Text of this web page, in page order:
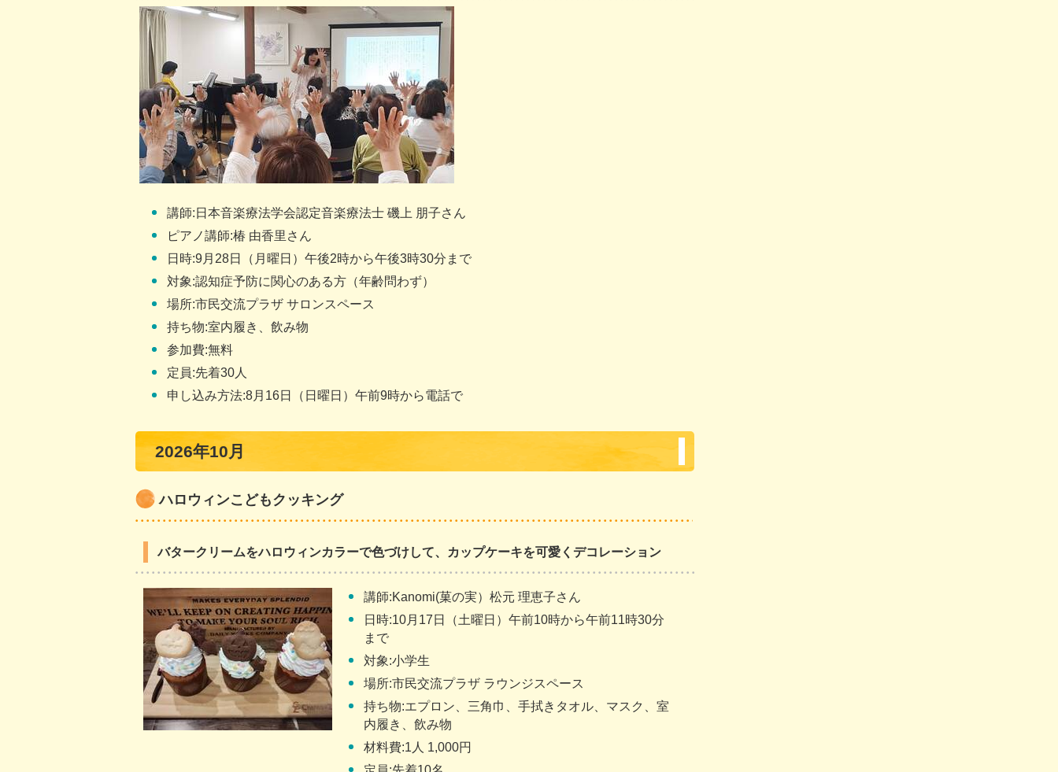
講師:日本音楽療法学会認定音楽療法士 磯上 朋子さん
ピアノ講師:椿 由香里さん
日時:9月28日（月曜日）午後2時から午後3時30分まで
対象:認知症予防に関心のある方（年齢問わず）
場所:市民交流プラザ サロンスペース
持ち物:室内履き、飲み物
参加費:無料
定員:先着30人
申し込み方法:8月16日（日曜日）午前9時から電話で
2026年10月
ハロウィンこどもクッキング
バタークリームをハロウィンカラーで色づけして、カップケーキを可愛くデコレーション
講師:Kanomi(菓の実）松元 理恵子さん
日時:10月17日（土曜日）午前10時から午前11時30分
まで
対象:小学生
場所:市民交流プラザ ラウンジスペース
持ち物:エプロン、三角巾、手拭きタオル、マスク、室
内履き、飲み物
材料費:1人 1,000円